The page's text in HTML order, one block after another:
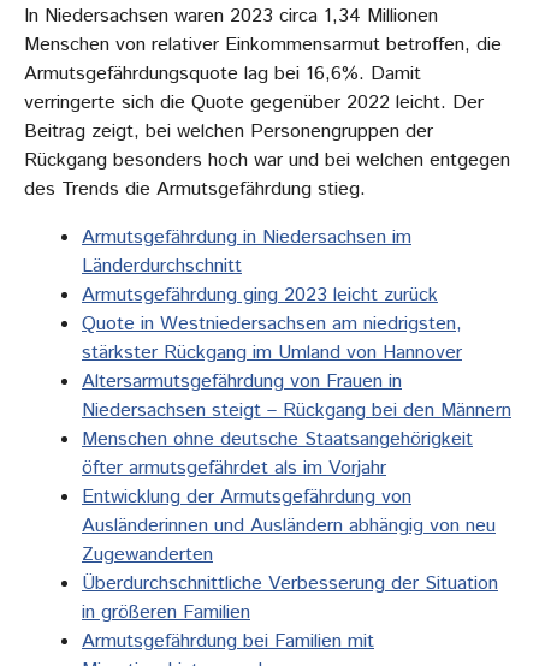
In Niedersachsen waren 2023 circa 1,34 Millionen
Menschen von relativer Einkommensarmut betroffen, die
Armutsgefährdungsquote lag bei 16,6%. Damit
verringerte sich die Quote gegenüber 2022 leicht. Der
Beitrag zeigt, bei welchen Personengruppen der
Rückgang besonders hoch war und bei welchen entgegen
des Trends die Armutsgefährdung stieg.
Armutsgefährdung in Niedersachsen im
Länderdurchschnitt
Armutsgefährdung ging 2023 leicht zurück
Quote in Westniedersachsen am niedrigsten,
stärkster Rückgang im Umland von Hannover
Altersarmutsgefährdung von Frauen in
Niedersachsen steigt – Rückgang bei den Männern
Menschen ohne deutsche Staatsangehörigkeit
öfter armutsgefährdet als im Vorjahr
Entwicklung der Armutsgefährdung von
Ausländerinnen und Ausländern abhängig von neu
Zugewanderten
Überdurchschnittliche Verbesserung der Situation
in größeren Familien
Armutsgefährdung bei Familien mit